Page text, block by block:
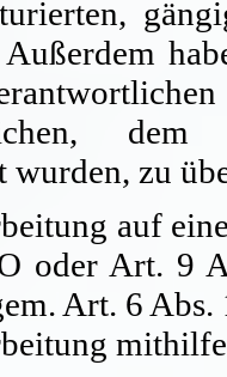
dem
wurden, zu
auf
oder Art. 9
Art. 6